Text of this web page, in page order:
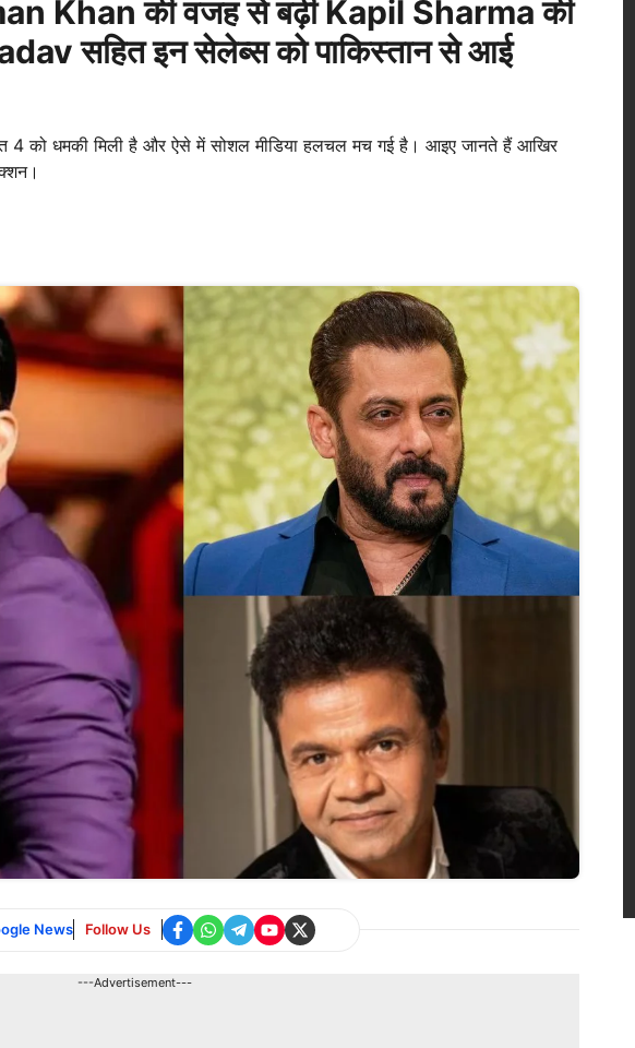
Khan की वजह से बढ़ी Kapil Sharma की
सहित इन सेलेब्स को पाकिस्तान से आई
4 को धमकी मिली है और ऐसे में सोशल मीडिया हलचल मच गई है। आइए जानते हैं आखिर
News Follow Us
---Advertisement---